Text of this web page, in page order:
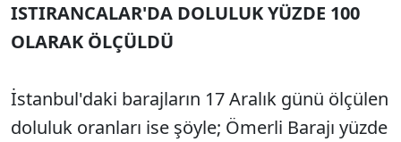
ISTIRANCALAR'DA DOLULUK YÜZDE 100
OLARAK ÖLÇÜLDÜ
İstanbul'daki barajların 17 Aralık günü ölçülen
doluluk oranları ise şöyle; Ömerli Barajı yüzde